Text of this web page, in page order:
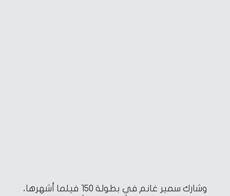
وشارك سمير غانم في بطولة 150 فيلما أشهرها،